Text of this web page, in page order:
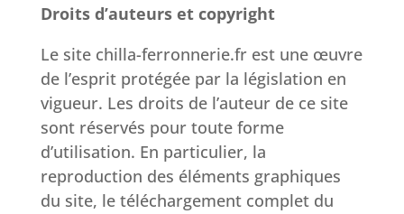
Droits d’auteurs et copyright
Le site chilla-ferronnerie.fr est une œuvre
de l’esprit protégée par la législation en
vigueur. Les droits de l’auteur de ce site
sont réservés pour toute forme
d’utilisation. En particulier, la
reproduction des éléments graphiques
du site, le téléchargement complet du